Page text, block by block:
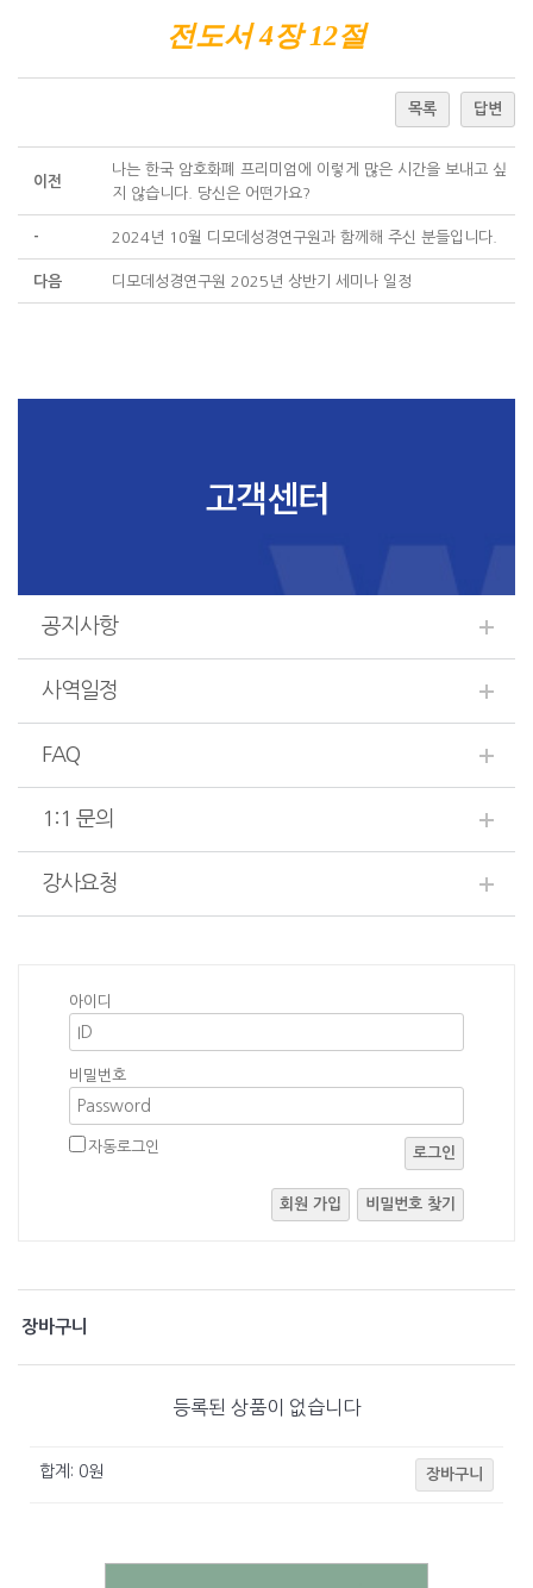
전도서 4장 12절
목록 답변
이전
나는 한국 암호화폐 프리미엄에 이렇게 많은 시간을 보내고 싶
지 않습니다. 당신은 어떤가요?
- 2024년 10월 디모데성경연구원과 함께해 주신 분들입니다.
다음 디모데성경연구원 2025년 상반기 세미나 일정
고객센터
공지사항
사역일정
FAQ
1:1 문의
강사요청
아이디
비밀번호
자동로그인 로그인
회원 가입 비밀번호 찾기
장바구니
등록된 상품이 없습니다
합계: 0원 장바구니